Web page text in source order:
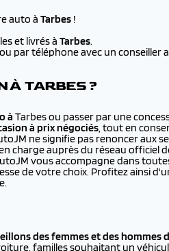
auto à Tarbes !
et livrés à Tarbes.
téléphone avec un conseiller
À TARBES ?
à Tarbes ou passer par une
à prix négociés, tout en
ne signifie pas renoncer aux
charge auprès du réseau officiel
vous accompagne dans
de votre choix. Profitez ainsi
des femmes et des hommes
familles souhaitant un